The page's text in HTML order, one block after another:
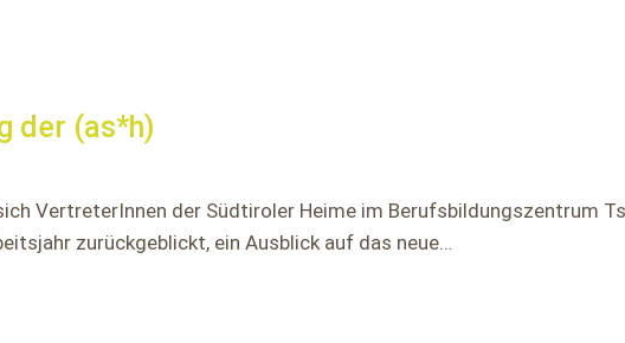
der (as*h)
VertreterInnen der Südtiroler Heime im Berufsbildungszentrum
zurückgeblickt, ein Ausblick auf das neue…